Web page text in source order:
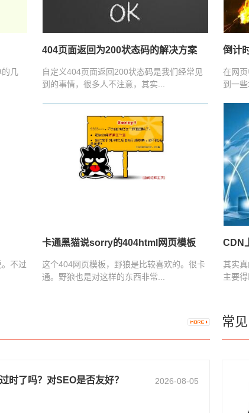
的几
404页面返回为200状态码的解决方案
自定义404页面返回200状态码是我们经常见
到的事情，很多人不注意，其实...
倒计
在网
到一
不过
卡通黑猫说sorry的404html网页模板
这个404网页模板，野狼是比较喜欢的。很卡
通。野狼也是对这样的东西非常...
CDN
其实
主要
时了吗？对SEO是否友好？ 2026-08-05
常